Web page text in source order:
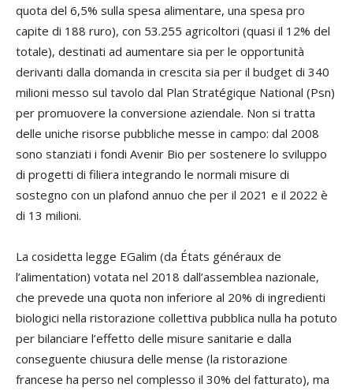
quota del 6,5% sulla spesa alimentare, una spesa pro
capite di 188 ruro), con 53.255 agricoltori (quasi il 12% del
totale), destinati ad aumentare sia per le opportunità
derivanti dalla domanda in crescita sia per il budget di 340
milioni messo sul tavolo dal Plan Stratégique National (Psn)
per promuovere la conversione aziendale. Non si tratta
delle uniche risorse pubbliche messe in campo: dal 2008
sono stanziati i fondi Avenir Bio per sostenere lo sviluppo
di progetti di filiera integrando le normali misure di
sostegno con un plafond annuo che per il 2021 e il 2022 è
di 13 milioni.
La cosidetta legge EGalim (da États généraux de
l’alimentation) votata nel 2018 dall’assemblea nazionale,
che prevede una quota non inferiore al 20% di ingredienti
biologici nella ristorazione collettiva pubblica nulla ha potuto
per bilanciare l’effetto delle misure sanitarie e dalla
conseguente chiusura delle mense (la ristorazione
francese ha perso nel complesso il 30% del fatturato), ma